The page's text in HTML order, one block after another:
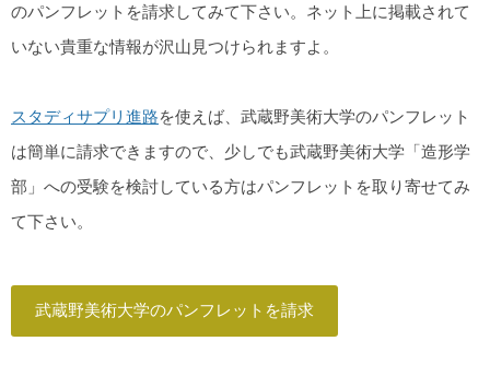
のパンフレットを請求してみて下さい。ネット上に掲載されて
いない貴重な情報が沢山見つけられますよ。
スタディサプリ進路を使えば、武蔵野美術大学のパンフレット
は簡単に請求できますので、少しでも武蔵野美術大学「造形学
部」への受験を検討している方はパンフレットを取り寄せてみ
て下さい。
武蔵野美術大学のパンフレットを請求